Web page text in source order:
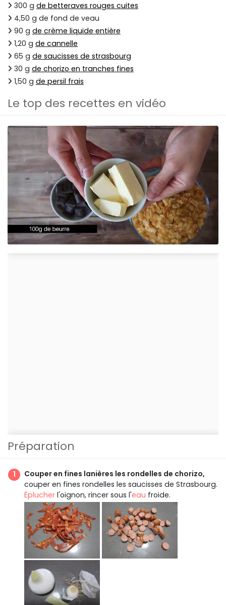
300 g de betteraves rouges cuites
4,50 g de fond de veau
90 g de crème liquide entière
1,20 g de cannelle
65 g de saucisses de strasbourg
30 g de chorizo en tranches fines
1,50 g de persil frais
Le top des recettes en vidéo
Préparation
Couper en fines lanières les rondelles de chorizo,
couper en fines rondelles les saucisses de Strasbourg.
Éplucher l'oignon, rincer sous l'eau froide.